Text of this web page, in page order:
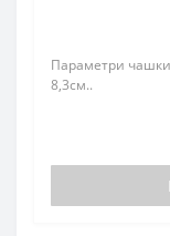
Параметри
8,3см..